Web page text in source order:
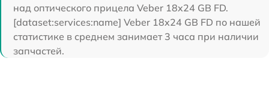
над оптического прицела Veber 18x24 GB FD.
[dataset:services:name] Veber 18x24 GB FD по нашей
статистике в среднем занимает 3 часа при наличии
запчастей.